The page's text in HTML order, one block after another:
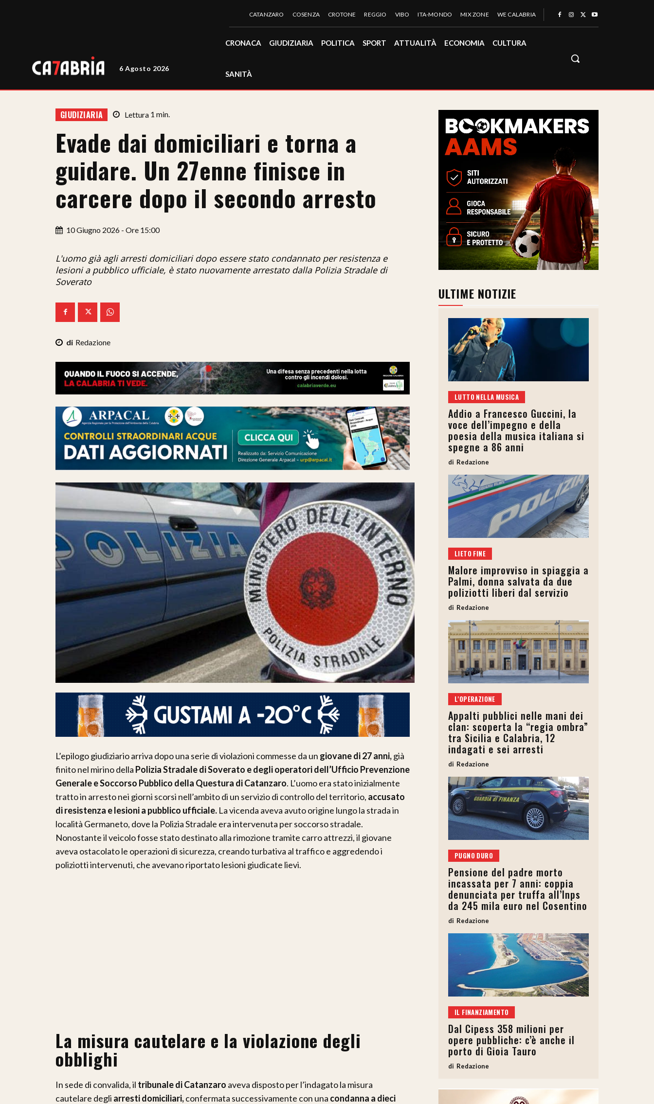
6 Agosto 2026
CATANZARO COSENZA CROTONE REGGIO VIBO ITA-MONDO MIX ZONE WE CALABRIA
CRONACA GIUDIZIARIA POLITICA SPORT ATTUALITÀ ECONOMIA CULTURA
SANITÀ
GIUDIZIARIA Lettura 1 min.
Evade dai domiciliari e torna a
guidare. Un 27enne finisce in
carcere dopo il secondo arresto
10 Giugno 2026 - Ore 15:00
L'uomo già agli arresti domiciliari dopo essere stato condannato per resistenza e
lesioni a pubblico ufficiale, è stato nuovamente arrestato dalla Polizia Stradale di
Soverato
Redazione
L’epilogo giudiziario arriva dopo una serie di violazioni commesse da un giovane di 27 anni,già
finito nel mirino della Polizia Stradale di Soverato e degli operatori dell’Ufficio Prevenzione
Generale e Soccorso Pubblico della Questura di Catanzaro. L’uomo era stato inizialmente
tratto in arresto nei giorni scorsi nell’ambito di un servizio di controllo del territorio, accusato
di resistenza e lesioni a pubblico ufficiale. La vicenda aveva avuto origine lungo la strada in
località Germaneto, dove la Polizia Stradale era intervenuta per soccorso stradale.
Nonostante il veicolo fosse stato destinato alla rimozione tramite carro attrezzi, il giovane
aveva ostacolato le operazioni di sicurezza, creando turbativa al traffico e aggredendo i
poliziotti intervenuti, che avevano riportato lesioni giudicate lievi.
La misura cautelare e la violazione degli
obblighi
In sede di convalida, il tribunale di Catanzaro aveva disposto per l’indagato la misura
cautelare degli arresti domiciliari,confermata successivamente con una condanna a dieci
ULTIME NOTIZIE
LUTTO NELLA MUSICA
Addio a Francesco Guccini, la
voce dell’impegno e della
poesia della musica italiana si
spegne a 86 anni
Redazione
LIETO FINE
Malore improvviso in spiaggia a
Palmi, donna salvata da due
poliziotti liberi dal servizio
Redazione
L'OPERAZIONE
Appalti pubblici nelle mani dei
clan: scoperta la “regia ombra”
tra Sicilia e Calabria, 12
indagati e sei arresti
Redazione
PUGNO DURO
Pensione del padre morto
incassata per 7 anni: coppia
denunciata per truffa all’Inps
da 245 mila euro nel Cosentino
Redazione
IL FINANZIAMENTO
Dal Cipess 358 milioni per
opere pubbliche: c’è anche il
porto di Gioia Tauro
Redazione